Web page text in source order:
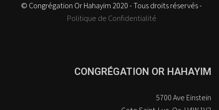
© Congrégation Or Hahayim 2020 - Tous droits réservés -
Politique de Confidentialité
CONGRÉGATION OR HAHAYIM
5700 Ave Einstein